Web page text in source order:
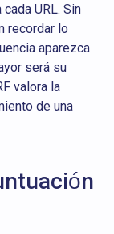
URL. Sin
recordar lo
aparezca
será su
valora la
de una